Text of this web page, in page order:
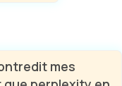
mes